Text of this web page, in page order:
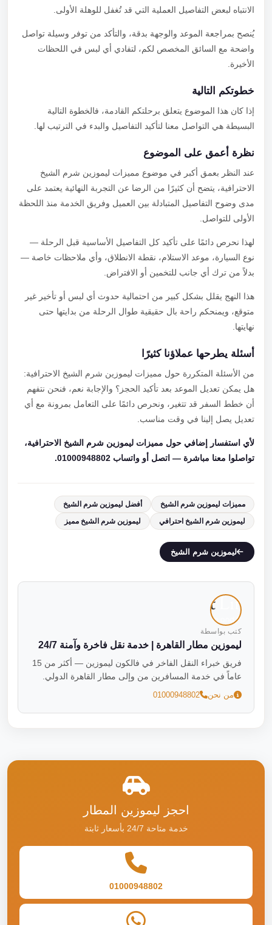
الانتباه لبعض التفاصيل العملية التي قد تُغفل للوهلة الأولى.
يُنصح بمراجعة الموعد والوجهة بدقة، والتأكد من توفر وسيلة تواصل
واضحة مع السائق المخصص لكم، لتفادي أي لبس في اللحظات
الأخيرة.
خطوتكم التالية
إذا كان هذا الموضوع يتعلق برحلتكم القادمة، فالخطوة التالية
البسيطة هي التواصل معنا لتأكيد التفاصيل والبدء في الترتيب لها.
نظرة أعمق على الموضوع
عند النظر بعمق أكبر في موضوع مميزات ليموزين شرم الشيخ
الاحترافية، يتضح أن كثيرًا من الرضا عن التجربة النهائية يعتمد على
مدى وضوح التفاصيل المتبادلة بين العميل وفريق الخدمة منذ اللحظة
الأولى للتواصل.
لهذا نحرص دائمًا على تأكيد كل التفاصيل الأساسية قبل الرحلة —
نوع السيارة، موعد الاستلام، نقطة الانطلاق، وأي ملاحظات خاصة —
بدلاً من ترك أي جانب للتخمين أو الافتراض.
هذا النهج يقلل بشكل كبير من احتمالية حدوث أي لبس أو تأخير غير
متوقع، ويمنحكم راحة بال حقيقية طوال الرحلة من بدايتها حتى
نهايتها.
أسئلة يطرحها عملاؤنا كثيرًا
من الأسئلة المتكررة حول مميزات ليموزين شرم الشيخ الاحترافية:
هل يمكن تعديل الموعد بعد تأكيد الحجز؟ والإجابة نعم، فنحن نتفهم
أن خطط السفر قد تتغير، ونحرص دائمًا على التعامل بمرونة مع أي
تعديل يصل إلينا في وقت مناسب.
لأي استفسار إضافي حول مميزات ليموزين شرم الشيخ الاحترافية،
تواصلوا معنا مباشرة — اتصل أو واتساب 01000948802.
مميزات ليموزين شرم الشيخ
أفضل ليموزين شرم الشيخ
ليموزين شرم الشيخ احترافي
ليموزين شرم الشيخ مميز
ليموزين شرم الشيخ
كتب بواسطة
ليموزين مطار القاهرة | خدمة نقل فاخرة وآمنة 24/7
فريق خبراء النقل الفاخر في فالكون ليموزين — أكثر من 15
عاماً في خدمة المسافرين من وإلى مطار القاهرة الدولي.
من نحن 01000948802
احجز ليموزين المطار
خدمة متاحة 24/7 بأسعار ثابتة
01000948802